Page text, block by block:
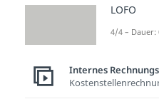
LOFO
4/4 – Dauer:
Internes